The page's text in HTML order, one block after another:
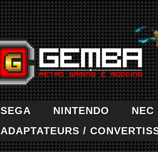
SEGA NINTENDO
NEC
ADAPTATEURS /